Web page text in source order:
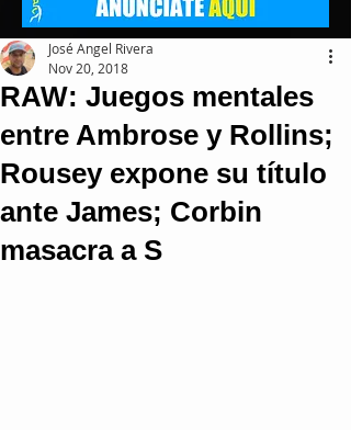
RAW: Juegos mentales
entre Ambrose y Rollins;
Rousey expone su título
ante James; Corbin
masacra a S
José Angel Rivera
Nov 20, 2018